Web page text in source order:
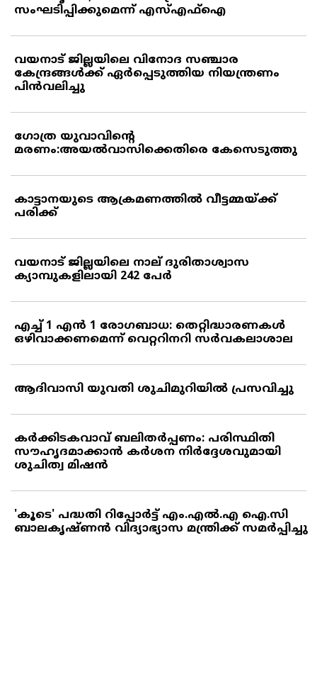
സംഘടിപ്പിക്കുമെന്ന് എസ്എഫ്‌ഐ
വയനാട് ജില്ലയിലെ വിനോദ സഞ്ചാര
കേന്ദ്രങ്ങള്‍ക്ക് ഏര്‍പ്പെടുത്തിയ നിയന്ത്രണം
പിന്‍വലിച്ചു
ഗോത്ര യുവാവിന്റെ
മരണം:അയല്‍വാസിക്കെതിരെ കേസെടുത്തു
കാട്ടാനയുടെ ആക്രമണത്തില്‍ വീട്ടമ്മയ്ക്ക്
പരിക്ക്
വയനാട് ജില്ലയിലെ നാല് ദുരിതാശ്വാസ
ക്യാമ്പുകളിലായി 242 പേര്‍
എച്ച് 1 എന്‍ 1 രോഗബാധ: തെറ്റിദ്ധാരണകള്‍
ഒഴിവാക്കണമെന്ന് വെറ്ററിനറി സര്‍വകലാശാല
ആദിവാസി യുവതി ശുചിമുറിയില്‍ പ്രസവിച്ചു
കര്‍ക്കിടകവാവ് ബലിതര്‍പ്പണം: പരിസ്ഥിതി
സൗഹൃദമാക്കാന്‍ കര്‍ശന നിര്‍ദ്ദേശവുമായി
ശുചിത്വ മിഷന്‍
'കൂടെ' പദ്ധതി റിപ്പോര്‍ട്ട് എം.എല്‍.എ ഐ.സി
ബാലകൃഷ്ണന്‍ വിദ്യാഭ്യാസ മന്ത്രിക്ക് സമര്‍പ്പിച്ചു